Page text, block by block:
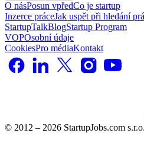
O násPosun vpředCo je startup
Inzerce práceJak uspět při hledání
StartupTalkBlogStartup Program
VOPOsobní údaje
CookiesPro médiaKontakt
© 2012 – 2026 StartupJobs.com s.r.o.